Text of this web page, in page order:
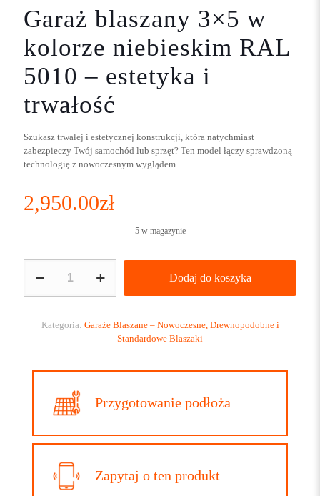
Garaż blaszany 3×5 w
kolorze niebieskim RAL
5010 – estetyka i
trwałość
Szukasz trwałej i estetycznej konstrukcji, która natychmiast
zabezpieczy Twój samochód lub sprzęt? Ten model łączy sprawdzoną
technologię z nowoczesnym wyglądem.
2,950.00zł
5 w magazynie
Garaż
5010
Dodaj do koszyka
Kategoria: Garaże Blaszane – Nowoczesne, Drewnopodobne i
Standardowe Blaszaki
Przygotowanie podłoża
Zapytaj o ten produkt